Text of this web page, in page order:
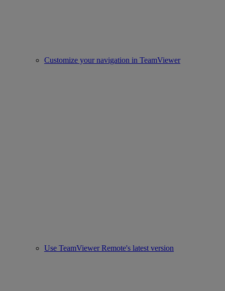
Customize your navigation in TeamViewer
Use TeamViewer Remote's latest version